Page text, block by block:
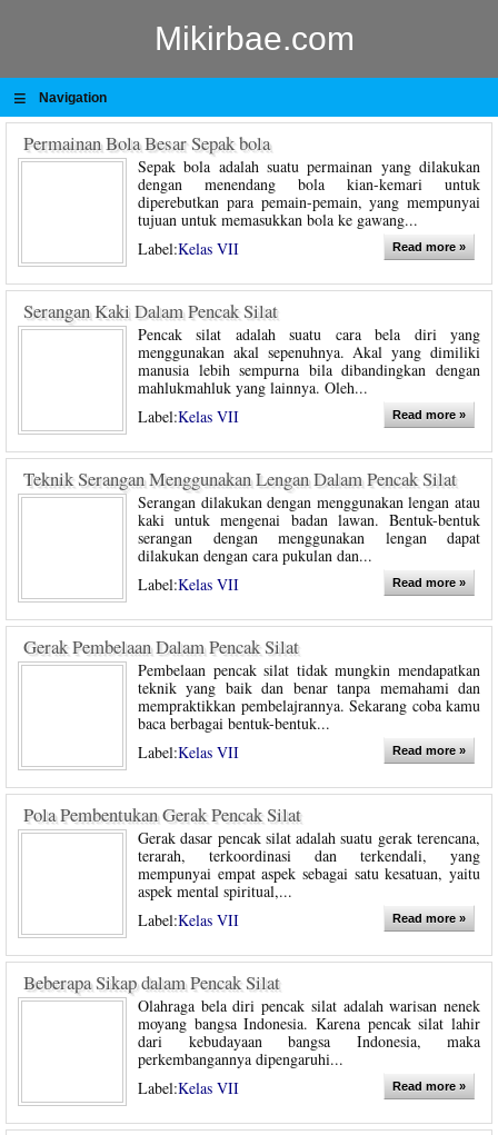
Mikirbae.com
≡ Navigation
Permainan Bola Besar Sepak bola
Sepak bola adalah suatu permainan yang dilakukan
dengan menendang bola kian-kemari untuk
diperebutkan para pemain-pemain, yang mempunyai
tujuan untuk memasukkan bola ke gawang...
Label:Kelas VII Read more »
Serangan Kaki Dalam Pencak Silat
Pencak silat adalah suatu cara bela diri yang
menggunakan akal sepenuhnya. Akal yang dimiliki
manusia lebih sempurna bila dibandingkan dengan
mahlukmahluk yang lainnya. Oleh...
Label:Kelas VII Read more »
Teknik Serangan Menggunakan Lengan Dalam Pencak Silat
Serangan dilakukan dengan menggunakan lengan atau
kaki untuk mengenai badan lawan. Bentuk-bentuk
serangan dengan menggunakan lengan dapat
dilakukan dengan cara pukulan dan...
Label:Kelas VII Read more »
Gerak Pembelaan Dalam Pencak Silat
Pembelaan pencak silat tidak mungkin mendapatkan
teknik yang baik dan benar tanpa memahami dan
mempraktikkan pembelajrannya. Sekarang coba kamu
baca berbagai bentuk-bentuk...
Label:Kelas VII Read more »
Pola Pembentukan Gerak Pencak Silat
Gerak dasar pencak silat adalah suatu gerak terencana,
terarah, terkoordinasi dan terkendali, yang
mempunyai empat aspek sebagai satu kesatuan, yaitu
aspek mental spiritual,...
Label:Kelas VII Read more »
Beberapa Sikap dalam Pencak Silat
Olahraga bela diri pencak silat adalah warisan nenek
moyang bangsa Indonesia. Karena pencak silat lahir
dari kebudayaan bangsa Indonesia, maka
perkembangannya dipengaruhi...
Label:Kelas VII Read more »